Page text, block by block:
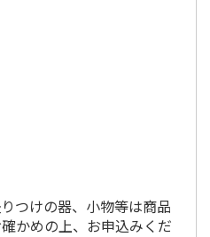
つけの器、小物等は商品
かめの上、お申込みくだ